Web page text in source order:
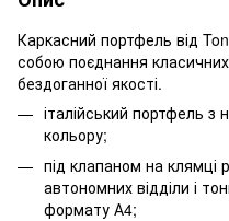
Каркасний портфель від
собою поєднання класичних
бездоганної якості.
італійський портфель з
кольору;
під клапаном на клямці
автономних відділи і
формату А4;